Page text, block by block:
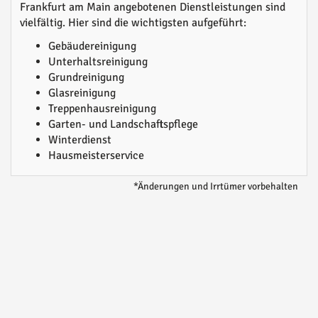
Frankfurt am Main angebotenen Dienstleistungen sind
vielfältig. Hier sind die wichtigsten aufgeführt:
Gebäudereinigung
Unterhaltsreinigung
Grundreinigung
Glasreinigung
Treppenhausreinigung
Garten- und Landschaftspflege
Winterdienst
Hausmeisterservice
*Änderungen und Irrtümer vorbehalten